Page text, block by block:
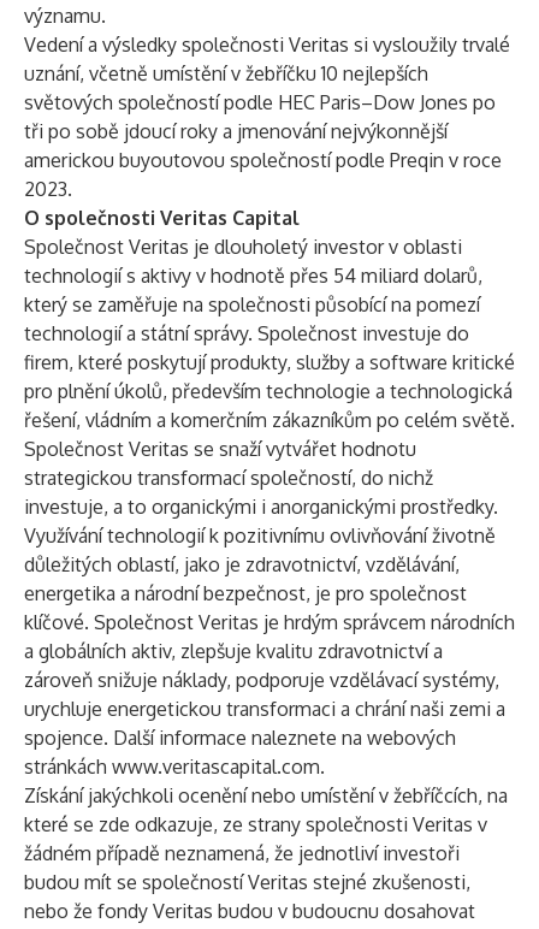
významu.
Vedení a výsledky společnosti Veritas si vysloužily trvalé
uznání, včetně umístění v žebříčku 10 nejlepších
světových společností podle HEC Paris–Dow Jones po
tři po sobě jdoucí roky a jmenování nejvýkonnější
americkou buyoutovou společností podle Preqin v roce
2023.
O společnosti Veritas Capital
Společnost Veritas je dlouholetý investor v oblasti
technologií s aktivy v hodnotě přes 54 miliard dolarů,
který se zaměřuje na společnosti působící na pomezí
technologií a státní správy. Společnost investuje do
firem, které poskytují produkty, služby a software kritické
pro plnění úkolů, především technologie a technologická
řešení, vládním a komerčním zákazníkům po celém světě.
Společnost Veritas se snaží vytvářet hodnotu
strategickou transformací společností, do nichž
investuje, a to organickými i anorganickými prostředky.
Využívání technologií k pozitivnímu ovlivňování životně
důležitých oblastí, jako je zdravotnictví, vzdělávání,
energetika a národní bezpečnost, je pro společnost
klíčové. Společnost Veritas je hrdým správcem národních
a globálních aktiv, zlepšuje kvalitu zdravotnictví a
zároveň snižuje náklady, podporuje vzdělávací systémy,
urychluje energetickou transformaci a chrání naši zemi a
spojence. Další informace naleznete na webových
stránkách www.veritascapital.com.
Získání jakýchkoli ocenění nebo umístění v žebříčcích, na
které se zde odkazuje, ze strany společnosti Veritas v
žádném případě neznamená, že jednotliví investoři
budou mít se společností Veritas stejné zkušenosti,
nebo že fondy Veritas budou v budoucnu dosahovat